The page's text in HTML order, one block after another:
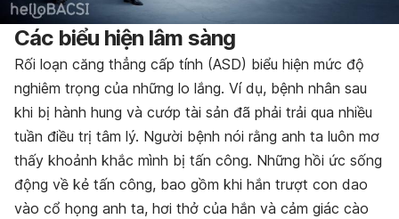
Các biểu hiện lâm sàng
Rối loạn căng thẳng cấp tính (ASD) biểu hiện mức độ
nghiêm trọng của những lo lắng. Ví dụ, bệnh nhân sau
khi bị hành hung và cướp tài sản đã phải trải qua nhiều
tuần điều trị tâm lý. Người bệnh nói rằng anh ta luôn mơ
thấy khoảnh khắc mình bị tấn công. Những hồi ức sống
động về kẻ tấn công, bao gồm khi hắn trượt con dao
vào cổ họng anh ta, hơi thở của hắn và cảm giác cào